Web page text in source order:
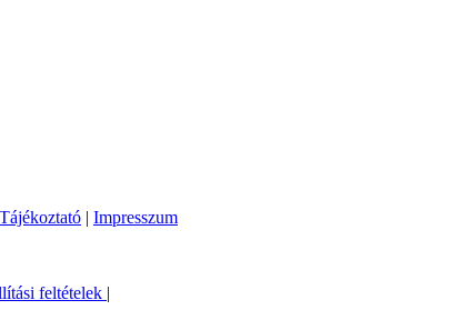
| Impresszum
feltételek |